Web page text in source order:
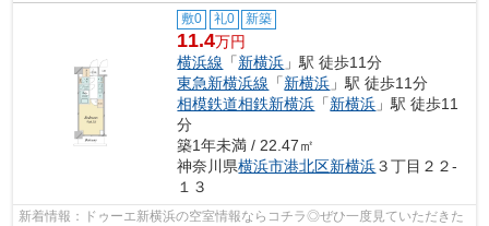
敷0 礼0 新築
11.4万円
横浜線 「新横浜 」駅 徒歩11分
東急新横浜線 「新横浜 」駅 徒歩11分
相模鉄道相鉄新横浜 「新横浜 」駅 徒歩11
分
築1年未満 / 22.47㎡
神奈川県横浜市港北区新横浜３丁目２２-
１３
新着情報：ドゥーエ新横浜の空室情報ならコチラ◎ぜひ一度見ていただきた